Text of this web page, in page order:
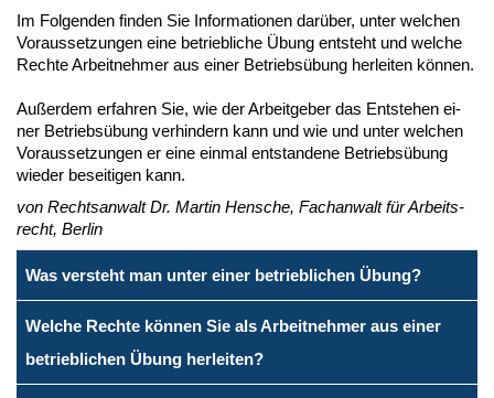
Im Fol­gen­den fin­den Sie In­for­ma­tio­nen dar­über, un­ter wel­chen
Vor­aus­set­zun­gen ei­ne be­trieb­li­che Übung ent­steht und wel­che
Rech­te Ar­beit­neh­mer aus ei­ner Be­triebs­übung her­lei­ten kön­nen.
Au­ßer­dem er­fah­ren Sie, wie der Ar­beit­ge­ber das Ent­ste­hen ei­
ner Be­triebs­übung ver­hin­dern kann und wie und un­ter wel­chen
Vor­aus­set­zun­gen er ei­ne ein­mal ent­stan­de­ne Be­triebs­übung
wie­der be­sei­ti­gen kann.
von Rechts­an­walt Dr. Mar­tin Hen­sche, Fach­an­walt für Ar­beits­
recht, Ber­lin
Was versteht man unter einer betrieblichen Übung?
Welche Rechte können Sie als Arbeitnehmer aus einer
betrieblichen Übung herleiten?